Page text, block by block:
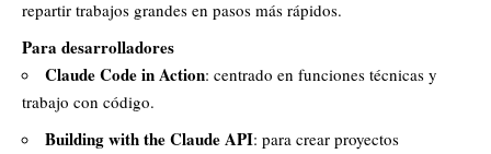
repartir trabajos grandes en pasos más rápidos.
Para desarrolladores
Claude Code in Action: centrado en funciones técnicas y
trabajo con código.
Building with the Claude API: para crear proyectos